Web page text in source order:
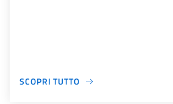
SCOPRI TUTTO